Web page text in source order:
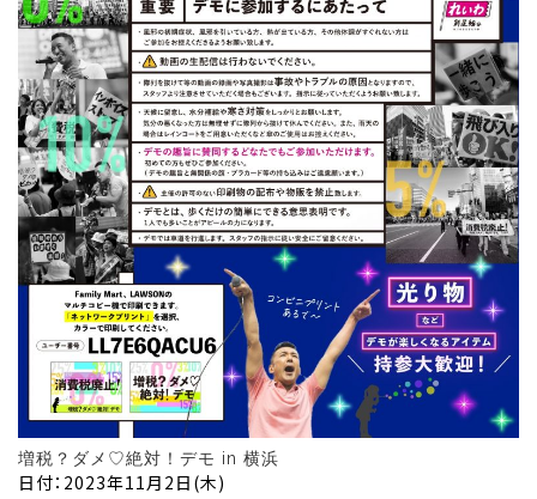
増税？ダメ♡絶対！デモ in 横浜
日付：2023年11月2日(木)